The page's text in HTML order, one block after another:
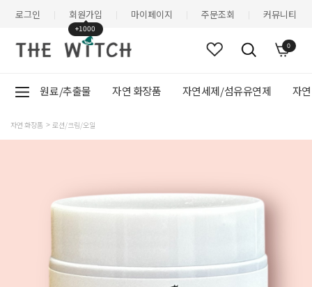
로그인 회원가입
+1000
마이페이지 주문조회 커뮤니티
0
원료/추출물 자연 화장품 자연세제/섬유유연제 자
자연 화장품 로션/크림/오일